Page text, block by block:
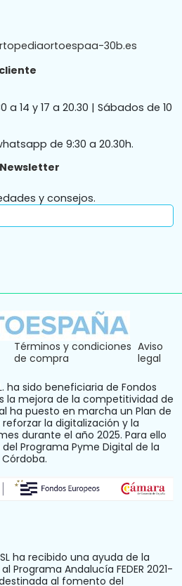
30b.es
a 14 y 17 a 20.30 | Sábados de 10
de 9:30 a 20.30h.
y consejos.
Términos y condiciones
de compra
Aviso
legal
ha sido beneficiaria de Fondos
la mejora de la competitividad de
ha puesto en marcha un Plan de
la digitalización y la
durante el año 2025. Para ello
Programa Pyme Digital de la
SL ha recibido una ayuda de la
Programa Andalucía FEDER 2021-
al fomento del